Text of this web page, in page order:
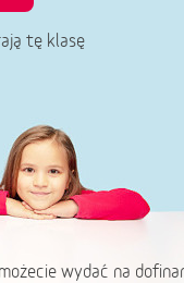
tę klasę
wydać na